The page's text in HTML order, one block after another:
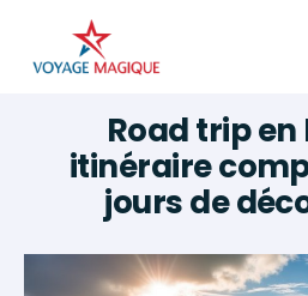
Road trip en
itinéraire
jours de